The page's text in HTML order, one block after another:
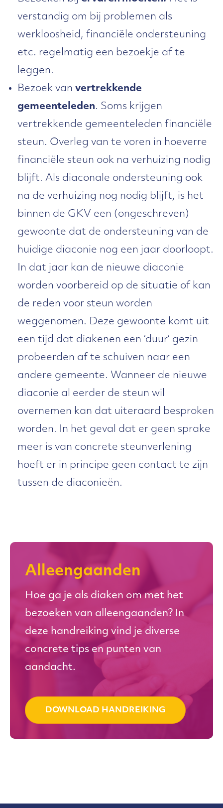
verstandig om bij problemen als
werkloosheid, financiële ondersteuning
etc. regelmatig een bezoekje af te
leggen.
Bezoek van vertrekkende
gemeenteleden. Soms krijgen
vertrekkende gemeenteleden financiële
steun. Overleg van te voren in hoeverre
financiële steun ook na verhuizing nodig
blijft. Als diaconale ondersteuning ook
na de verhuizing nog nodig blijft, is het
binnen de GKV een (ongeschreven)
gewoonte dat de ondersteuning van de
huidige diaconie nog een jaar doorloopt.
In dat jaar kan de nieuwe diaconie
worden voorbereid op de situatie of kan
de reden voor steun worden
weggenomen. Deze gewoonte komt uit
een tijd dat diakenen een ‘duur’ gezin
probeerden af te schuiven naar een
andere gemeente. Wanneer de nieuwe
diaconie al eerder de steun wil
overnemen kan dat uiteraard besproken
worden. In het geval dat er geen sprake
meer is van concrete steunverlening
hoeft er in principe geen contact te zijn
tussen de diaconieën.
Alleengaanden
Hoe ga je als diaken om met het
bezoeken van alleengaanden? In
deze handreiking vind je diverse
concrete tips en punten van
aandacht.
DOWNLOAD HANDREIKING